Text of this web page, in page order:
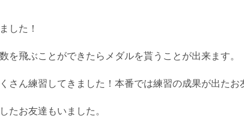
した！
を飛ぶことができたらメダルを貰うことが出来ます。
さん練習してきました！本番では練習の成果が出たお
たお友達もいました。